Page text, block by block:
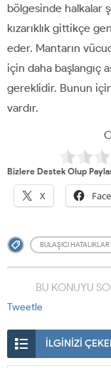
bölgesinde halkalar
kızarıklık gittikçe
eder. Mantarın
için daha başlangıç
gereklidir. Bunun
vardır.
Bizlere Destek Olup
X
BULAŞICI HATALIKLAR
BU KONUYU
Tweetle
İLGİNİZİ